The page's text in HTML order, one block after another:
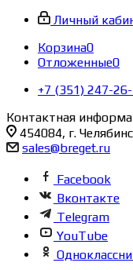
Личный
Корзина0
Отложенные0
+7 (351) 247-
Контактная
454084, г.
sales@breget.ru
Facebook
Вконтакте
Telegram
YouTube